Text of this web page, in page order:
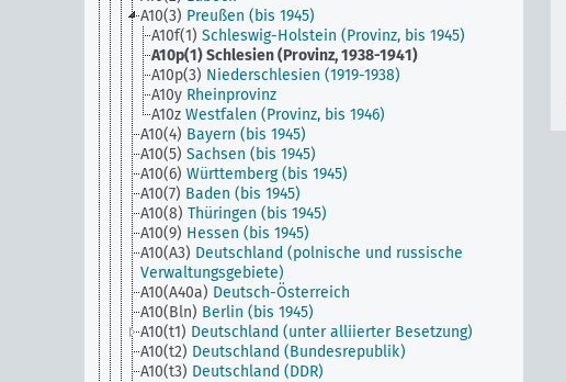
A10(3) Preußen (bis 1945)
A10f(1) Schleswig-Holstein (Provinz, bis 1945)
A10p(1)Schlesien (Provinz, 1938-1941)
A10p(3) Niederschlesien (1919-1938)
A10y Rheinprovinz
A10z Westfalen (Provinz, bis 1946)
A10(4) Bayern (bis 1945)
A10(5) Sachsen (bis 1945)
A10(6) Württemberg (bis 1945)
A10(7) Baden (bis 1945)
A10(8) Thüringen (bis 1945)
A10(9) Hessen (bis 1945)
A10(A3) Deutschland (polnische und russische
Verwaltungsgebiete)
A10(A40a) Deutsch-Österreich
A10(Bln) Berlin (bis 1945)
A10(t1) Deutschland (unter alliierter Besetzung)
A10(t2) Deutschland (Bundesrepublik)
A10(t3) Deutschland (DDR)